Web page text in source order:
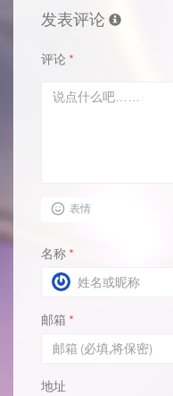
发表评论
评论 *
表情
名称 *
邮箱 *
地址